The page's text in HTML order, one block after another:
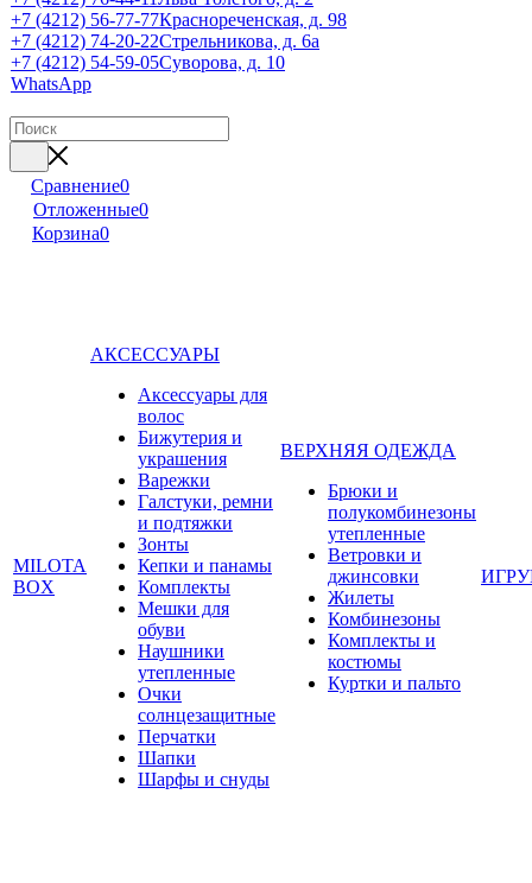
+7 (4212) 56-77-77Краснореченская, д. 98
+7 (4212) 74-20-22Стрельникова, д. 6а
+7 (4212) 54-59-05Суворова, д. 10
WhatsApp
Сравнение0
Отложенные0
Корзина0
MILOTA
BOX
АКСЕССУАРЫ
Аксессуары для
волос
Бижутерия и
украшения
Варежки
Галстуки, ремни
и подтяжки
Зонты
Кепки и панамы
Комплекты
Мешки для
обуви
Наушники
утепленные
Очки
солнцезащитные
Перчатки
Шапки
Шарфы и снуды
ВЕРХНЯЯ ОДЕЖДА
Брюки и
полукомбинезоны
утепленные
Ветровки и
джинсовки
Жилеты
Комбинезоны
Комплекты и
костюмы
Куртки и пальто